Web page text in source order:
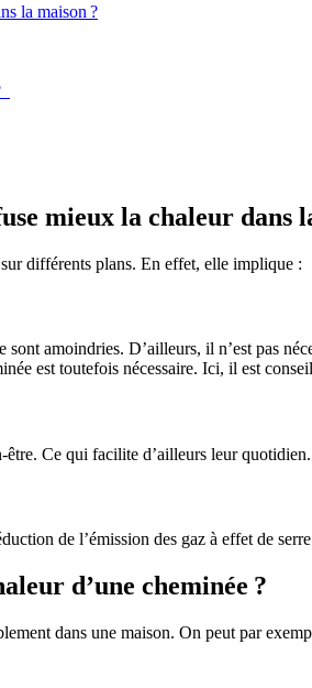
la maison ?
mieux la chaleur dans
différents plans. En effet, elle implique :
amoindries. D’ailleurs, il n’est pas
est toutefois nécessaire. Ici, il est
Ce qui facilite d’ailleurs leur
de l’émission des gaz à effet de
d’une cheminée ?
dans une maison. On peut par